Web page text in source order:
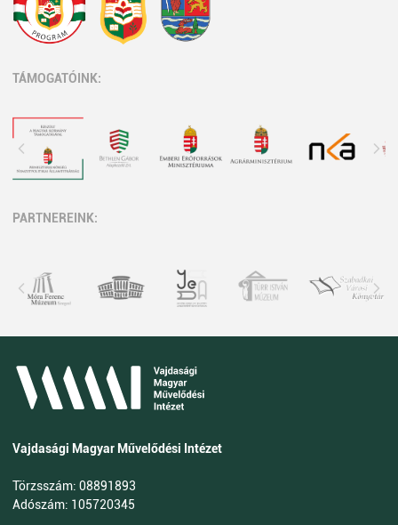
TÁMOGATÓINK:
PARTNEREINK:
Vajdasági Magyar Művelődési Intézet
Törzsszám: 08891893
Adószám: 105720345